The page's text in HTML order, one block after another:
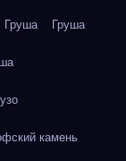
Груша Груша
камень